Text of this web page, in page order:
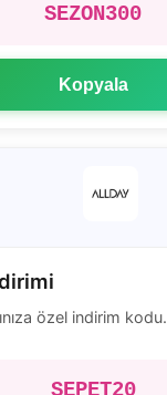
SEZON300
Kopyala
özel indirim kodu.